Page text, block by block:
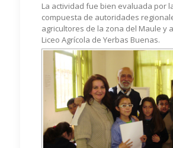
La actividad fue bien evaluada por
compuesta de autoridades
agricultores de la zona del Maule y
Liceo Agrícola de Yerbas Buenas.